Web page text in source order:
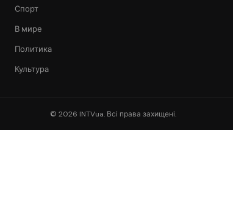
Спорт
В мире
Политика
Культура
© 2026 INTVua. Всі права захищені.